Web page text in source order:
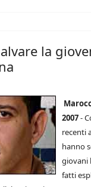
la
2007-
recenti
hanno
giovani
fatti